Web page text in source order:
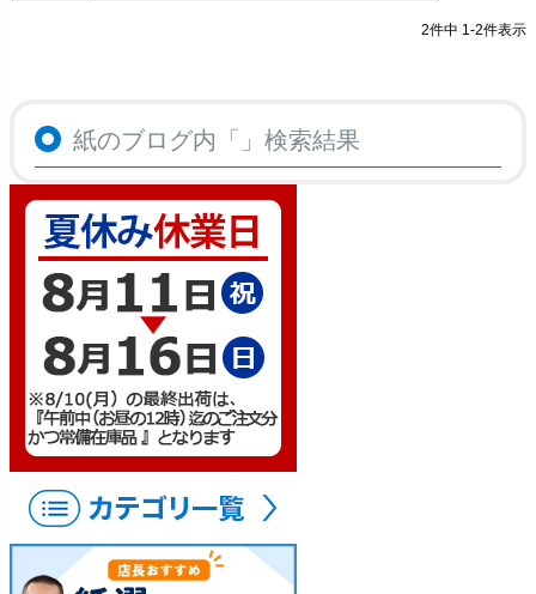
2件中 1-2件表示
紙のブログ内「 」検索結果